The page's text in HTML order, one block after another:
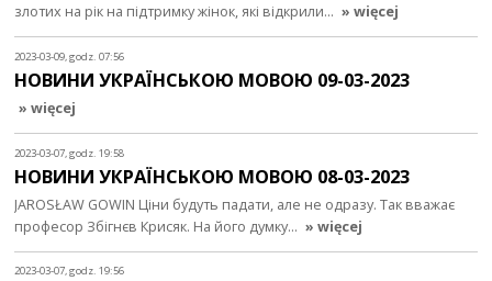
злотих на рік на підтримку жінок, які відкрили… » więcej
2023-03-09, godz. 07:56
НОВИНИ УКРАЇНСЬКОЮ МОВОЮ 09-03-2023
» więcej
2023-03-07, godz. 19:58
НОВИНИ УКРАЇНСЬКОЮ МОВОЮ 08-03-2023
JAROSŁAW GOWIN Ціни будуть падати, але не одразу. Так вважає
професор Збігнєв Крисяк. На його думку… » więcej
2023-03-07, godz. 19:56